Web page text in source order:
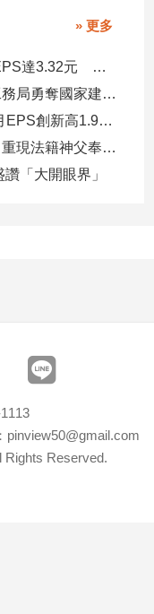
» 更多
台灣大蟬聯電信獲利王！前7月EPS達3.32元 中華電3.11、遠傳2.46元
打造更具競爭力宜居城市 高雄工務局勇奪國家建築界9大獎
永豐金7月EPS自結0.3元 前7月EPS創新高1.96元！
科博館《走徑東海岸》新書發表 重現法籍神父奉獻足跡與歷史日記
「大開眼界」
pinview50@gmail.com
Reserved.